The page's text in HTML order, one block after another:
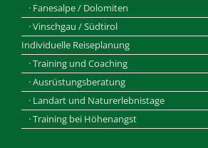
· Fanesalpe / Dolomiten
· Vinschgau / Südtirol
Individuelle Reiseplanung
· Training und Coaching
· Ausrüstungsberatung
· Landart und Naturerlebnistage
· Training bei Höhenangst